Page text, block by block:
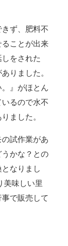
ず、肥料不
ことが出来
をされた
りました。
。』がほとん
るので水不
ました。
試作業があ
うかな？との
なりまし
美味しい里
で販売して